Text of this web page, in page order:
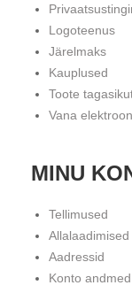
Logoteenus
Järelmaks
Kauplused
Toote
Vana
MINU
Tellimused
Allalaadimised
Aadressid
Konto andmed